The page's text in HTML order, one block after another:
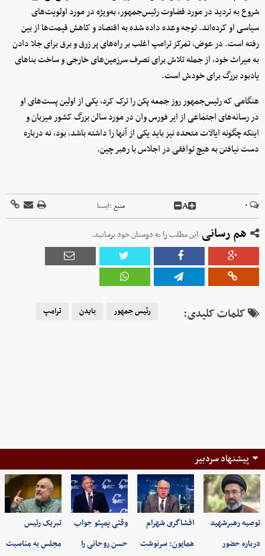
شروع به تردید در مورد قضاوت رئیس‌جمهور، به‌ویژه در مورد اولویت‌های
سیاسی او کرده‌اند. توجه وعده داده شده به اقتصاد و کاهش قیمت‌ها از بین
رفته است. در عوض، تمرکز ترامپ اغلب بر راه‌های پر زرق و برق برای جلا دادن
به میراث خود، از جمله تلاش برای تصرف سرزمین‌های خارجی و ساخت بناهای
یادبود بزرگ برای خودش است.
هنگامی که رئیس‌جمهور روز جمعه پکن را ترک کرد، یکی از اولین پست‌های او
در رسانه‌های اجتماعی از ایر فورس وان در مورد سالن بزرگ کشور میزبان و
اینکه چگونه ایالات متحده نیز باید یکی از آنها را داشته باشد، بود، نه درباره
دست نیافتن به هیچ توافقی در اجلاس با رهبر چین.
۰ A منبع :ايسنا
هم رسانی این مطلب را به دوستان خود برسانید.
کلمات کلیدی: رئیس جمهور بایدن ترامپ
پیشنهاد سردبیر
توصیه رهبرشهید
درباره حضور
افشاگری شهرام
همایون: سرنوشت
وقتی پمپئو جواب
حسن روحانی را
تبریک رئیس
مجلس به مناسبت